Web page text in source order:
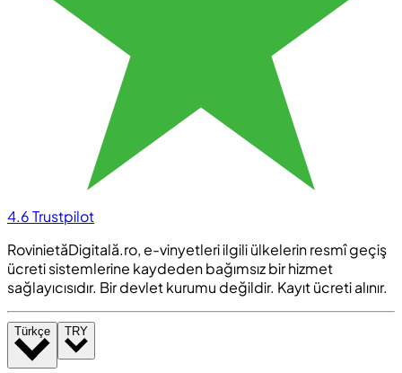
4.6Trustpilot
RovinietăDigitală.ro, e-vinyetleri ilgili ülkelerin resmî geçiş
ücreti sistemlerine kaydeden bağımsız bir hizmet
sağlayıcısıdır. Bir devlet kurumu değildir. Kayıt ücreti alınır.
Türkçe TRY